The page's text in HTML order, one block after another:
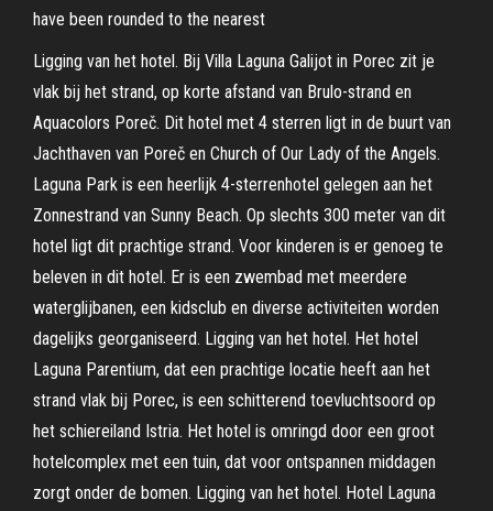
have been rounded to the nearest
Ligging van het hotel. Bij Villa Laguna Galijot in Porec zit je
vlak bij het strand, op korte afstand van Brulo-strand en
Aquacolors Poreč. Dit hotel met 4 sterren ligt in de buurt van
Jachthaven van Poreč en Church of Our Lady of the Angels.
Laguna Park is een heerlijk 4-sterrenhotel gelegen aan het
Zonnestrand van Sunny Beach. Op slechts 300 meter van dit
hotel ligt dit prachtige strand. Voor kinderen is er genoeg te
beleven in dit hotel. Er is een zwembad met meerdere
waterglijbanen, een kidsclub en diverse activiteiten worden
dagelijks georganiseerd. Ligging van het hotel. Het hotel
Laguna Parentium, dat een prachtige locatie heeft aan het
strand vlak bij Porec, is een schitterend toevluchtsoord op
het schiereiland Istria. Het hotel is omringd door een groot
hotelcomplex met een tuin, dat voor ontspannen middagen
zorgt onder de bomen. Ligging van het hotel. Hotel Laguna